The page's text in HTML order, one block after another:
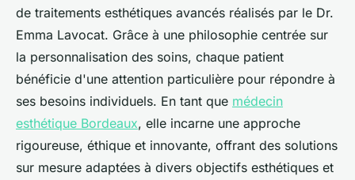
de traitements esthétiques avancés réalisés par le Dr.
Emma Lavocat. Grâce à une philosophie centrée sur
la personnalisation des soins, chaque patient
bénéficie d'une attention particulière pour répondre à
ses besoins individuels. En tant que médecin
esthétique Bordeaux, elle incarne une approche
rigoureuse, éthique et innovante, offrant des solutions
sur mesure adaptées à divers objectifs esthétiques et